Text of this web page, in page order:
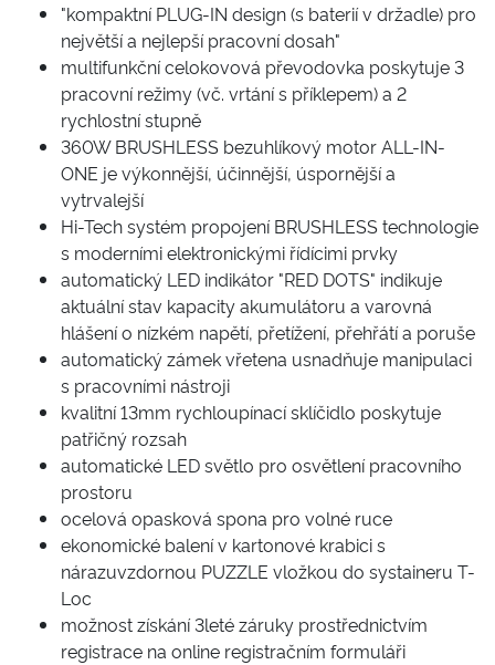
"kompaktní PLUG-IN design (s baterií v držadle) pro
největší a nejlepší pracovní dosah"
multifunkční celokovová převodovka poskytuje 3
pracovní režimy (vč. vrtání s příklepem) a 2
rychlostní stupně
360W BRUSHLESS bezuhlíkový motor ALL-IN-
ONE je výkonnější, účinnější, úspornější a
vytrvalejší
Hi-Tech systém propojení BRUSHLESS technologie
s moderními elektronickými řídícimi prvky
automatický LED indikátor "RED DOTS" indikuje
aktuální stav kapacity akumulátoru a varovná
hlášení o nízkém napětí, přetížení, přehřátí a poruše
automatický zámek vřetena usnadňuje manipulaci
s pracovními nástroji
kvalitní 13mm rychloupínací sklíčidlo poskytuje
patřičný rozsah
automatické LED světlo pro osvětlení pracovního
prostoru
ocelová opasková spona pro volné ruce
ekonomické balení v kartonové krabici s
nárazuvzdornou PUZZLE vložkou do systaineru T-
Loc
možnost získání 3leté záruky prostřednictvím
registrace na online registračním formuláři